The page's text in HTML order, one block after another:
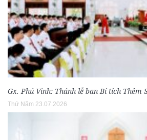
Gx. Phú Vinh: Thánh lễ ban Bí tích Thêm
Thứ Năm 23.07.2026